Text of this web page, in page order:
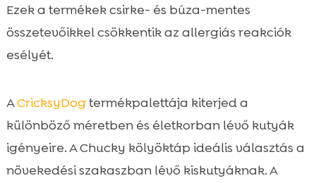
Ezek a termékek csirke- és búza-mentes
összetevőikkel csökkentik az allergiás reakciók
esélyét.
ACricksyDogtermékpalettája kiterjed a
különböző méretben és életkorban lévő kutyák
igényeire. A Chucky kölyöktáp ideális választás a
növekedési szakaszban lévő kiskutyáknak. A